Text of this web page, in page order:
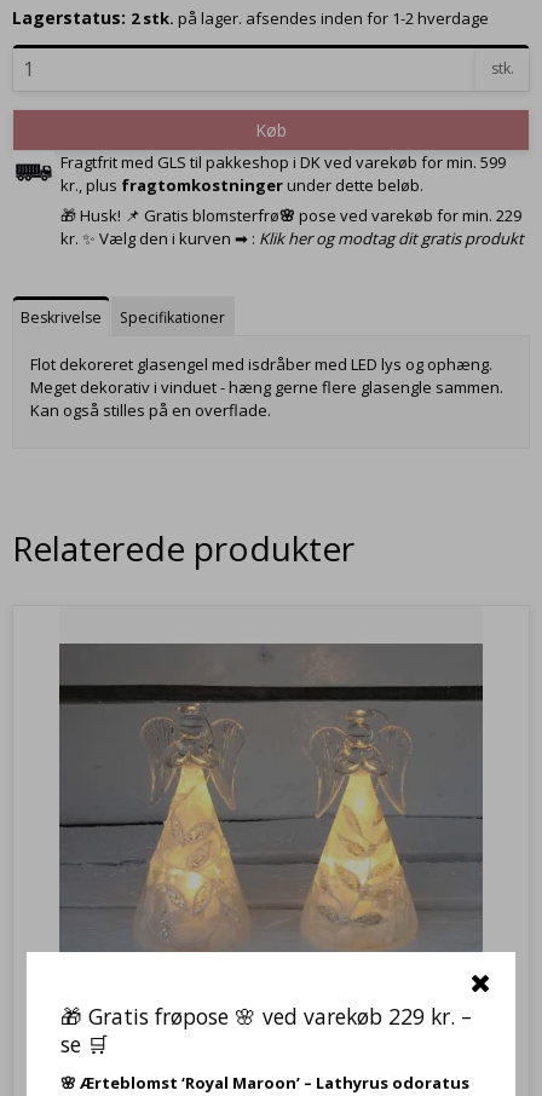
Lagerstatus: 2 stk. på lager. afsendes inden for 1-2 hverdage
stk.
Køb
Fragtfrit med GLS til pakkeshop i DK ved varekøb for min. 599
kr., plus fragtomkostningerunder dette beløb.
🎁 Husk! 📌 Gratis blomsterfrø🌸 pose ved varekøb for min. 229
kr. ✨ Vælg den i kurven ➡ : Klik her og modtag dit gratis produkt
Beskrivelse Specifikationer
Flot dekoreret glasengel med isdråber med LED lys og ophæng.
Meget dekorativ i vinduet - hæng gerne flere glasengle sammen.
Kan også stilles på en overflade.
Relaterede produkter
Glasengle i frosted glas (H:12 CM) med LED lys med
guld/sølvblade på kjolen med ophæng
YUJUL525
🎁 Gratis frøpose 🌸 ved varekøb 229 kr. –
se 🛒
🌸 Ærteblomst ‘Royal Maroon’ – Lathyrus odoratus